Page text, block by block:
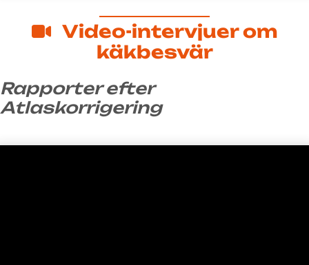
Video-intervjuer om
käkbesvär
Rapporter efter
Atlaskorrigering